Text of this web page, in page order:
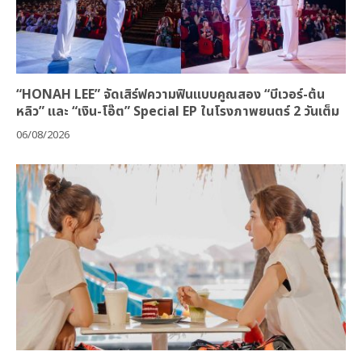
“HONAH LEE” จัดเสิร์ฟความฟินแบบคูณสอง “บีเวอร์-ต้น
หลิว” และ “เงิน-โอ๊ต” Special EP ในโรงภาพยนตร์ 2 วันเต็ม
06/08/2026